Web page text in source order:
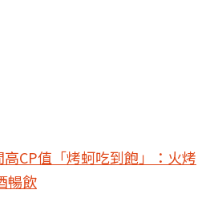
CP值「烤蚵吃到飽」：火烤
暢飲